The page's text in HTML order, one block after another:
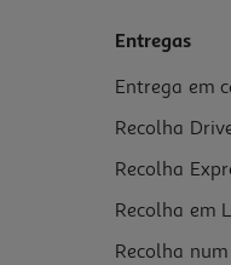
Entregas
Entrega em
Recolha
Recolha
Recolha em
Recolha